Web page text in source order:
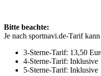
Bitte beachte:
Je nach sportnavi.de-Tarif
3-Sterne-Tarif: 13,50
4-Sterne-Tarif: Inklusive
5-Sterne-Tarif: Inklusive